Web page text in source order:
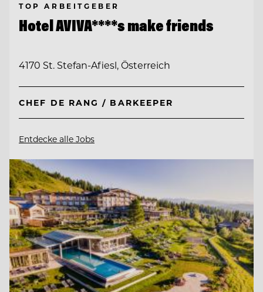
TOP ARBEITGEBER
Hotel AVIVA****s make friends
4170 St. Stefan-Afiesl, Österreich
CHEF DE RANG / BARKEEPER
Entdecke alle Jobs